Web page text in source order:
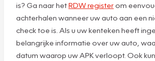
is? Ga naar hetRDW registerom
achterhalen wanneer uw auto aan een
check toe is. Als u uw kenteken heeft
belangrijke informatie over uw auto,
datum waarop uw APK verloopt. Ook